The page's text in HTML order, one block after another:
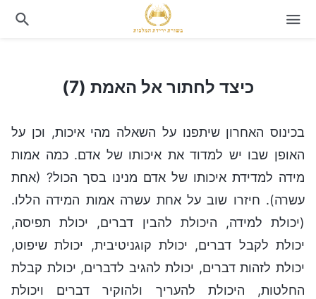
כיצד לחתור אל האמת (7)
כיצד לחתור אל האמת (7)
בכינוס האחרון שיתפנו על השאלה מהי איכות, וכן על
האופן שבו יש למדוד את איכותו של אדם. כמה אמות
מידה למדידת איכותו של אדם מנינו בסך הכול? (אחת
עשרה). חיזרו שוב על אחת עשרה אמות המידה הללו.
(יכולת למידה, היכולת להבין דברים, יכולת תפיסה,
יכולת לקבל דברים, יכולת קוגניטיבית, יכולת שיפוט,
יכולת לזהות דברים, יכולת להגיב לדברים, יכולת קבלת
החלטות, היכולת להעריך ולהוקיר דברים ויכולת